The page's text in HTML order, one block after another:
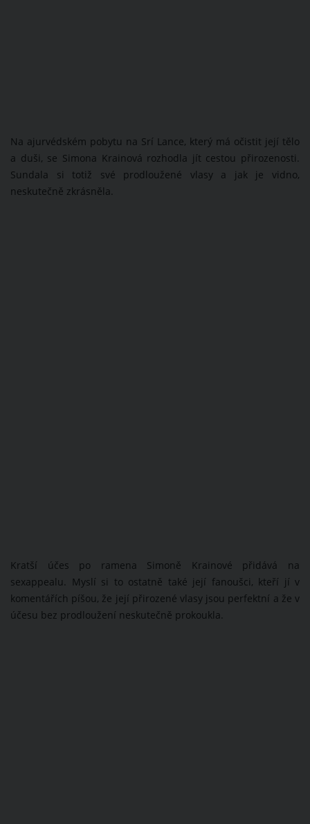
Na ajurvédském pobytu na Srí Lance, který má očistit její tělo
a duši, se Simona Krainová rozhodla jít cestou přirozenosti.
Sundala si totiž své prodloužené vlasy a jak je vidno,
neskutečně zkrásněla.
Kratší účes po ramena Simoně Krainové přidává na
sexappealu. Myslí si to ostatně také její fanoušci, kteří jí v
komentářích píšou, že její přirozené vlasy jsou perfektní a že v
účesu bez prodloužení neskutečně prokoukla.